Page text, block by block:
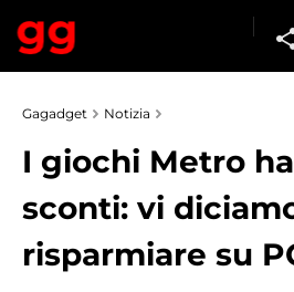
Gagadget Notizia
I giochi Metro
sconti: vi
risparmiare su